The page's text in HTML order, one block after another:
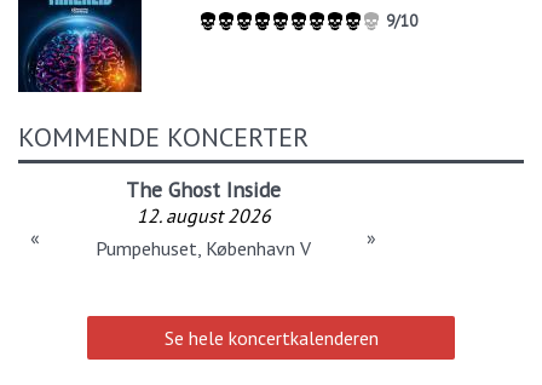
9/10
KOMMENDE KONCERTER
The Ghost Inside
12. august 2026
Pumpehuset, København V
« »
Se hele koncertkalenderen